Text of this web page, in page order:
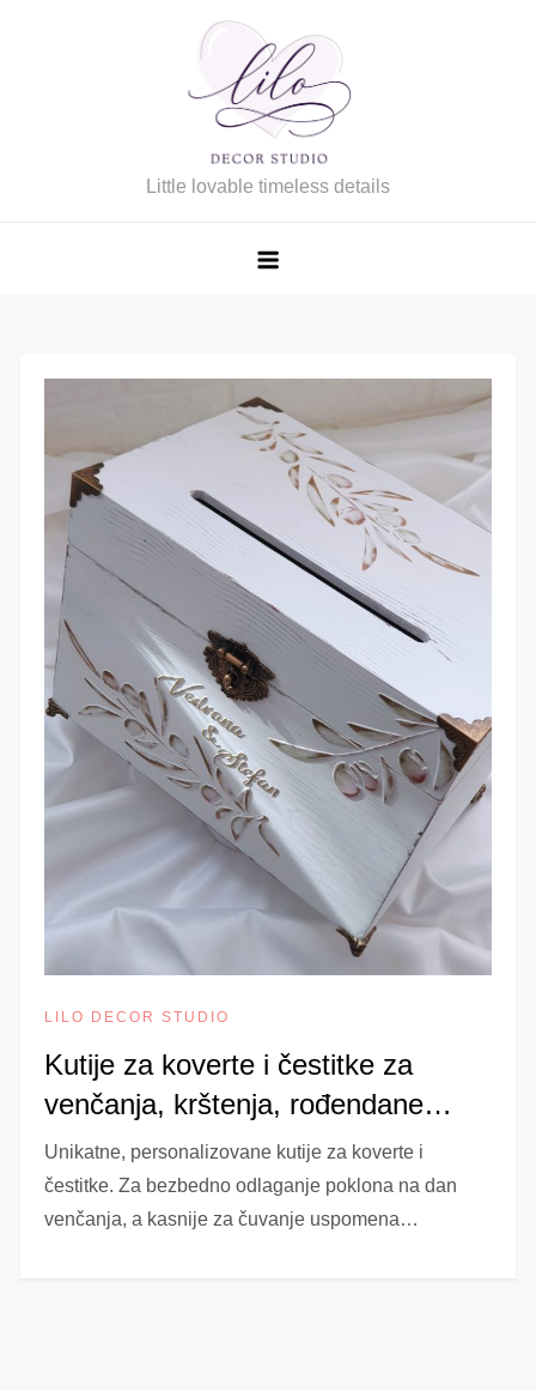
Little lovable timeless details
LILO DECOR STUDIO
Kutije za koverte i čestitke za
venčanja, krštenja, rođendane…
Unikatne, personalizovane kutije za koverte i
čestitke. Za bezbedno odlaganje poklona na dan
venčanja, a kasnije za čuvanje uspomena…